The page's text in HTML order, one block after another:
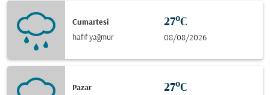
Cumartesi
hafif yağmur
27°C
08/08/2026
Pazar
27°C